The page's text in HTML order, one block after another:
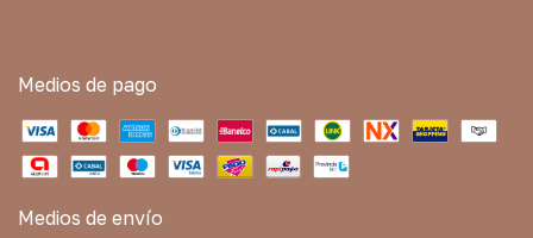
Medios de pago
Medios de envío